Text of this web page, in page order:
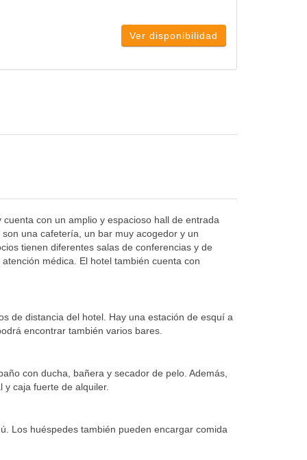
Ver disponibilidad
con un amplio y espacioso hall de entrada
una cafetería, un bar muy acogedor y un
tienen diferentes salas de conferencias y de
médica. El hotel también cuenta con
de distancia del hotel. Hay una estación de esquí a
encontrar también varios bares.
con ducha, bañera y secador de pelo. Además,
caja fuerte de alquiler.
Los huéspedes también pueden encargar comida